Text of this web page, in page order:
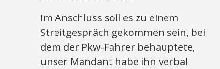
Im Anschluss soll es zu einem
Streitgespräch gekommen sein, bei
dem der Pkw-Fahrer behauptete,
unser Mandant habe ihn verbal